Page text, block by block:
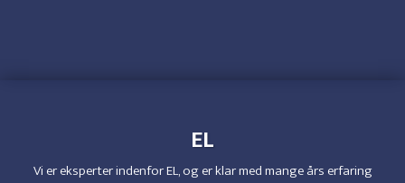
EL
Vi er eksperter indenfor EL, og er klar med mange års erfaring